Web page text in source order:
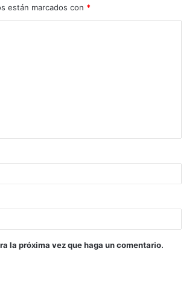
están marcados con *
la próxima vez que haga un comentario.